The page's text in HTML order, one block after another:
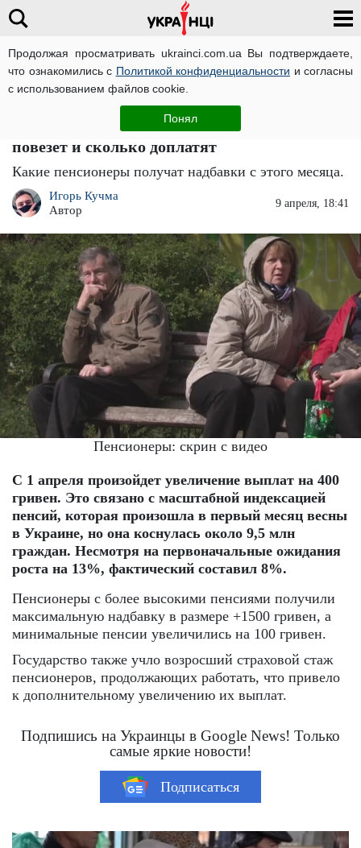
Продолжая просматривать ukrainci.com.ua Вы подтверждаете,
что ознакомились с Политикой конфиденциальности и согласны
с использованием файлов cookie.
Понял
Миллионы пенсионеров ждали этого:
пенсии вырастут уже в апреле – кому
повезет и сколько доплатят
Какие пенсионеры получат надбавки с этого месяца.
Игорь Кучма
Автор
9 апреля, 18:41
Пенсионеры: скрин с видео
С 1 апреля произойдет увеличение выплат на 400
гривен. Это связано с масштабной индексацией
пенсий, которая произошла в первый месяц весны
в Украине, но она коснулась около 9,5 млн
граждан. Несмотря на первоначальные ожидания
роста на 13%, фактический составил 8%.
Пенсионеры с более высокими пенсиями получили
максимальную надбавку в размере +1500 гривен, а
минимальные пенсии увеличились на 100 гривен.
Государство также учло возросший страховой стаж
пенсионеров, продолжающих работать, что привело
к дополнительному увеличению их выплат.
Подпишись на Украинцы в Google News! Только
самые яркие новости!
Подписаться